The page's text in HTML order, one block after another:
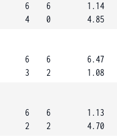
6
4
6
0
1.14
4.85
6
3
6
2
6.47
1.08
6
2
6
2
1.13
4.70